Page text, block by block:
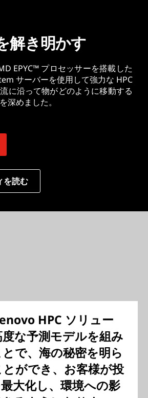
解き明かす
EPYC™ プロセッサーを搭載した
サーバーを使用して強力な HPC
に沿って物がどのように移動する
深めました。
を読む
HPC ソリュー
な予測モデルを組み
で、海の秘密を明ら
ができ、お客様が投
大化し、環境への影